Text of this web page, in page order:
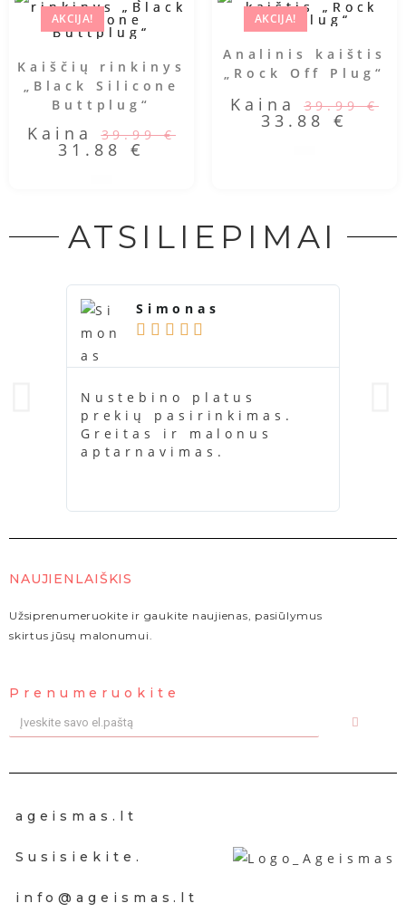
AKCIJA!
Kaiščių rinkinys
„Black Silicone
Buttplug“
Kaina39.99€
31.88 €
AKCIJA!
Analinis kaištis
„Rock Off Plug“
Kaina39.99€
33.88 €
ATSILIEPIMAI
Simonas
    
Nustebino platus
prekių pasirinkimas.
Greitas ir malonus
aptarnavimas.
NAUJIENLAIŠKIS
Užsiprenumeruokite ir gaukite naujienas, pasiūlymus
skirtus jūsų malonumui.
Prenumeruokite
ageismas.lt
Susisiekite.
info@ageismas.lt